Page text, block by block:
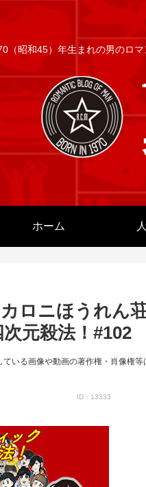
（昭和45）年生まれの男のロ
ホーム
ロニほうれん
元殺法！#102
いる画像や動画の著作権・肖像権等
ID：13333